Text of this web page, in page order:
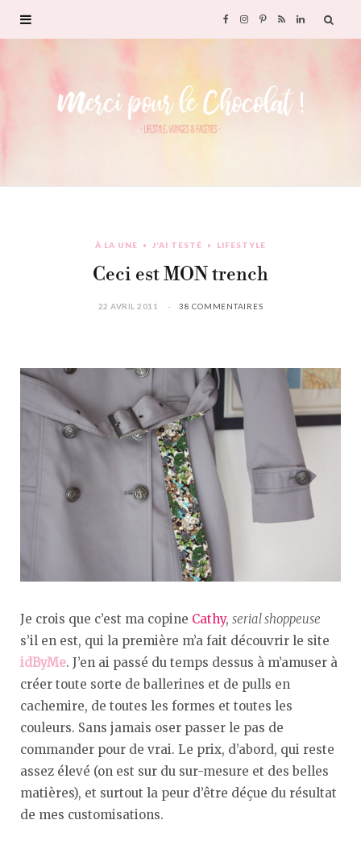
F
c
o
I P
n
R
S
L
À LA UNE J'AI TESTÉ LIFESTYLE
Ceci est MON trench
22 AVRIL 2011 38 COMMENTAIRES
Je crois que c’est ma copine Cathy, serial shoppeuse
s’il en est, qui la première m’a fait découvrir le site
idByMe. J’en ai passé du temps dessus à m’amuser à
créer toute sorte de ballerines et de pulls en
cachemire, de toutes les formes et toutes les
couleurs. Sans jamais oser passer le pas de
commander pour de vrai. Le prix, d’abord, qui reste
assez élevé (on est sur du sur-mesure et des belles
matières), et surtout la peur d’être déçue du résultat
de mes customisations.